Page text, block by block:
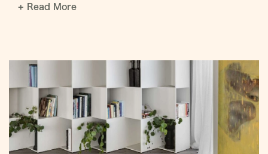
Content
+ Read More